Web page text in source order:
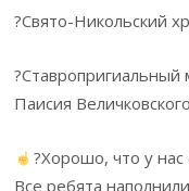
?Свято-Никольский
Паисия
?Хорошо, что у нас
Все ребята